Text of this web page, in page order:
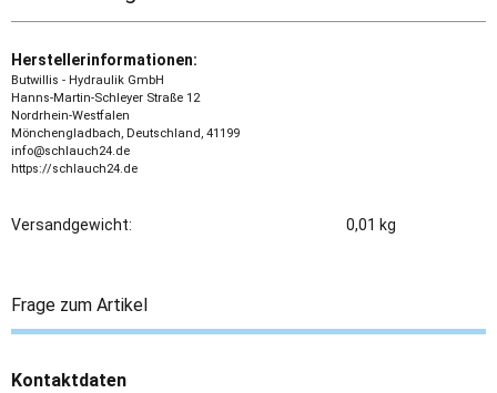
Herstellerinformationen:
Butwillis - Hydraulik GmbH
Hanns-Martin-Schleyer Straße 12
Nordrhein-Westfalen
Mönchengladbach, Deutschland, 41199
info@schlauch24.de
https://schlauch24.de
Versandgewicht: 0,01 kg
Frage zum Artikel
Kontaktdaten